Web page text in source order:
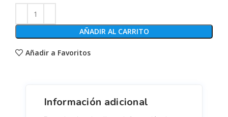
AÑADIR AL CARRITO
Añadir a Favoritos
Información adicional